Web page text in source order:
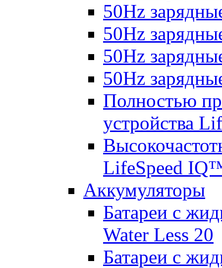
50Hz
50Hz
50Hz
50Hz
Полностью
устройства
LifeSpeed
Аккумуляторы
Батареи с
Water Less 20
Батареи с